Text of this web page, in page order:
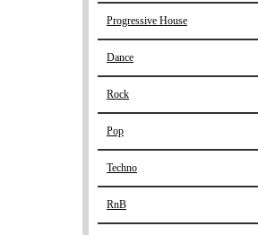
Progressive House
Dance
Rock
Pop
Techno
RnB